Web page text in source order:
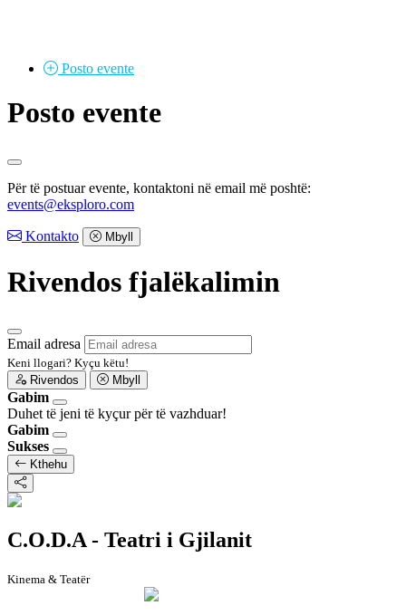
Posto evente
Posto evente
Për të postuar evente, kontaktoni në email më poshtë:
events@eksploro.com
Kontakto Mbyll
Rivendos fjalëkalimin
Email adresa
Keni llogari? Kyçu këtu!
Rivendos
Mbyll
Gabim
Duhet të jeni të kyçur për të vazhduar!
Gabim
Sukses
Kthehu
C.O.D.A - Teatri i Gjilanit
Kinema & Teatër